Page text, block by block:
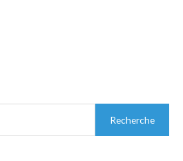
Recherche